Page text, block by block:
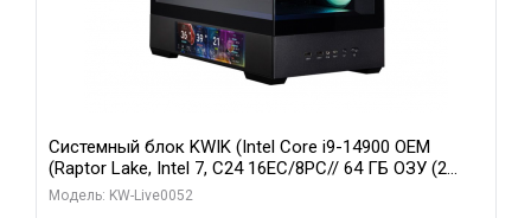
Системный блок KWIK (Intel Core i9-14900 OEM
(Raptor Lake, Intel 7, C24 16EC/8PC// 64 ГБ ОЗУ (2
модуля)/ Palit RTX5080 GAMINGPRO OC 16GB GDDR7
Модель: KW-Live0052